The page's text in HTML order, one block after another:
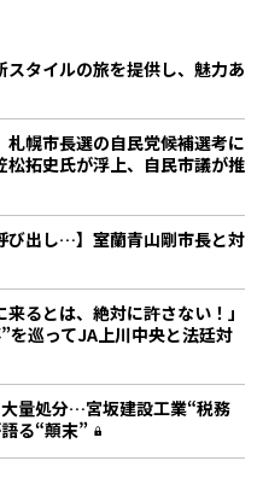
タイルの旅を提供し、魅力あ
札幌市長選の自民党候補選考に
拓史氏が浮上、自民市議が推
び出し…】室蘭青山剛市長と対
来るとは、絶対に許さない！」
を巡ってJA上川中央と法廷対
量処分…宮坂建設工業“税務
る“顛末”